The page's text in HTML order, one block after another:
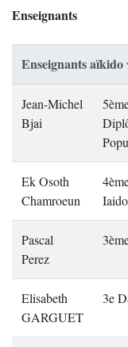
Enseignants
Enseignants
Jean-Michel
Bjai
Ek Osoth
Chamroeun
Iaido
Pascal
Perez
Elisabeth
GARGUET
3e